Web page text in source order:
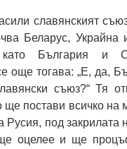
славянският
Беларус, Украйна
като България и
още тогава: „Е, да,
съюз?“ Тя
ще постави всичко на
Русия, под закрилата
оцелее и ще